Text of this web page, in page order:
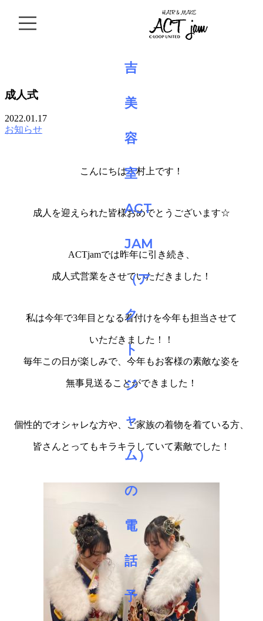
BLOG
成人式
2022.01.17
お知らせ
こんにちは！村上です！
成人を迎えられた皆様おめでとうございます☆
ACTjamでは昨年に引き続き、
成人式営業をさせていただきました！
私は今年で3年目となる着付けを今年も担当させて
いただきました！！
毎年この日が楽しみで、今年もお客様の素敵な姿を
無事見送ることができました！
個性的でオシャレな方や、ご家族の着物を着ている方、
皆さんとってもキラキラしていて素敵でした！